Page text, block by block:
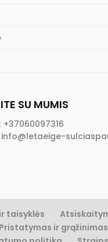
SU MUMIS
+37060097316
info@letaeige-
taisyklės
Pristatymas ir grąžinimas